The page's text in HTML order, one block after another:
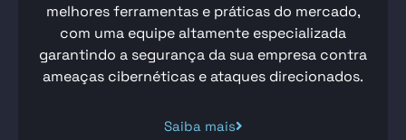
melhores ferramentas e práticas do mercado,
com uma equipe altamente especializada
garantindo a segurança da sua empresa contra
ameaças cibernéticas e ataques direcionados.
Saiba mais